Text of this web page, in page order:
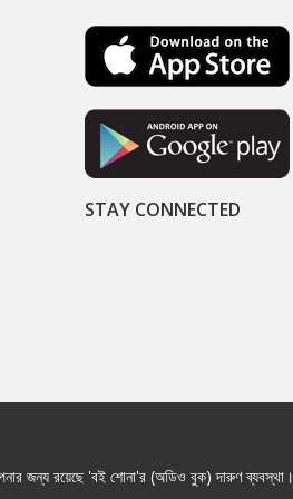
STAY CONNECTED
জন্য রয়েছে 'বই শোনা'র (অডিও বুক) দারুণ ব্যবস্থা।